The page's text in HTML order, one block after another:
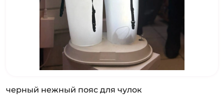
черный нежный пояс для чулок